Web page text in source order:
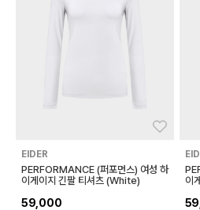
EIDER
PERFORMANCE (퍼포먼스) 여성 하
이게이지 긴팔 티셔츠 (White)
59,000
이